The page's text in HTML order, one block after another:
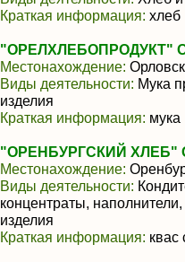
Краткая информация: хлеб
"ОРЕЛХЛЕБОПРОДУКТ"
Местонахождение:
Виды деятельности: Мука
изделия
Краткая информация:
"ОРЕНБУРГСКИЙ ХЛЕБ"
Местонахождение:
Виды деятельности:
концентраты,
изделия
Краткая информация: квас